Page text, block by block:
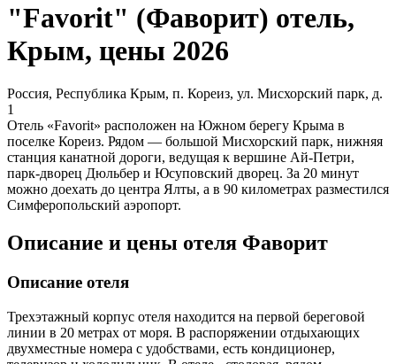
"Favorit" (Фаворит) отель,
Крым, цены 2026
Россия, Республика Крым, п. Кореиз, ул. Мисхорский парк, д.
1
Отель «Favorit» расположен на Южном берегу Крыма в
поселке Кореиз. Рядом — большой Мисхорский парк, нижняя
станция канатной дороги, ведущая к вершине Ай-Петри,
парк-дворец Дюльбер и Юсуповский дворец. За 20 минут
можно доехать до центра Ялты, а в 90 километрах разместился
Симферопольский аэропорт.
Описание и цены отеля Фаворит
Описание отеля
Трехэтажный корпус отеля находится на первой береговой
линии в 20 метрах от моря. В распоряжении отдыхающих
двухместные номера с удобствами, есть кондиционер,